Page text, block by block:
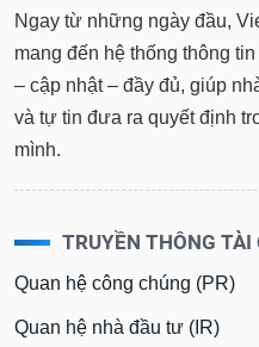
Ngay từ những ngày đầu,
mang đến hệ thống thông
– cập nhật – đầy đủ, giúp
và tự tin đưa ra quyết định
mình.
TRUYỀN THÔNG TÀI
Quan hệ công chúng (PR)
Quan hệ nhà đầu tư (IR)